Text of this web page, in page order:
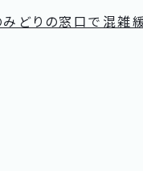
どりの窓口で混雑